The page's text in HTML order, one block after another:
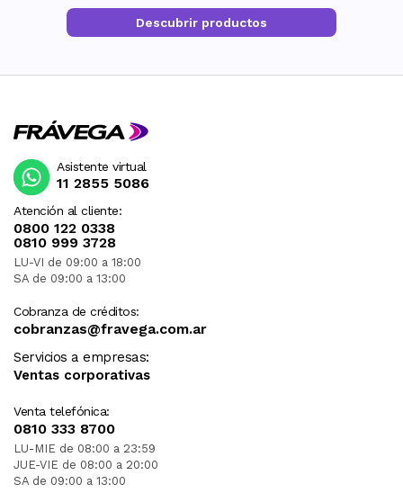
Descubrir productos
Atención al cliente:
0800 122 0338
0810 999 3728
LU-VI de 09:00 a 18:00
SA de 09:00 a 13:00
Cobranza de créditos:
cobranzas@fravega.com.ar
Servicios a empresas:
Ventas corporativas
Venta telefónica:
0810 333 8700
LU-MIE de 08:00 a 23:59
JUE-VIE de 08:00 a 20:00
SA de 09:00 a 13:00
Asistente virtual
11 2855 5086